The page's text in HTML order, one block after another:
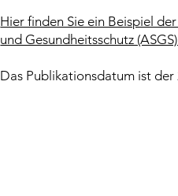
Hier finden Sie ein Beispiel
und Gesundheitsschutz
Das Publikationsdatum ist